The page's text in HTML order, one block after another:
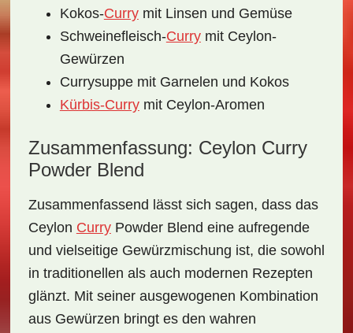
Kokos-Currymit Linsen und Gemüse
Schweinefleisch-Currymit Ceylon-
Gewürzen
Currysuppe mit Garnelen und Kokos
Kürbis-Currymit Ceylon-Aromen
Zusammenfassung: Ceylon Curry
Powder Blend
Zusammenfassend lässt sich sagen, dass das
Ceylon CurryPowder Blend eine aufregende
und vielseitige Gewürzmischung ist, die sowohl
in traditionellen als auch modernen Rezepten
glänzt. Mit seiner ausgewogenen Kombination
aus Gewürzen bringt es den wahren